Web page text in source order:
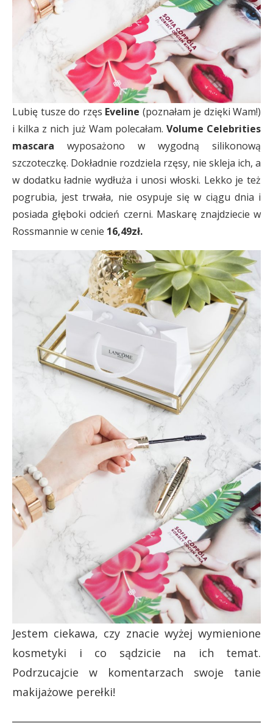
Lubię tusze do rzęs Eveline (poznałam je dzięki Wam!)
i kilka z nich już Wam polecałam. Volume Celebrities
mascara wyposażono w wygodną silikonową
szczoteczkę. Dokładnie rozdziela rzęsy, nie skleja ich, a
w dodatku ładnie wydłuża i unosi włoski. Lekko je też
pogrubia, jest trwała, nie osypuje się w ciągu dnia i
posiada głęboki odcień czerni. Maskarę znajdziecie w
Rossmannie w cenie 16,49zł.
Jestem ciekawa, czy znacie wyżej wymienione
kosmetyki i co sądzicie na ich temat.
Podrzucajcie w komentarzach swoje tanie
makijażowe perełki!